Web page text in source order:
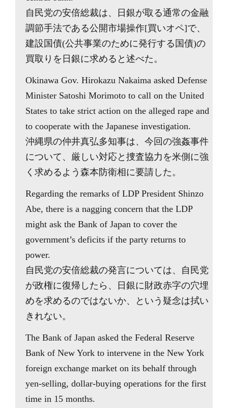
自民党の安倍総裁は、日銀が取る通常の金融
調節手法である公開市場操作[買いオペ]で、
建設国債(公共事業のために発行する国債)の
買取りを日銀に求めると述べた。
Okinawa Gov. Hirokazu Nakaima asked Defense
Minister Satoshi Morimoto to call on the United
States to take strict action on the alleged rape and
to cooperate with the Japanese investigation.
沖縄県の仲井真弘多知事は、今回の強姦事件
について、厳しい対応と捜査協力を米側に強
く求めるよう森本防衛相に要請した。
Regarding the remarks of LDP President Shinzo
Abe, there is a nagging concern that the LDP
might ask the Bank of Japan to cover the
government’s deficits if the party returns to
power.
自民党の安倍総裁の発言については、自民党
が政権に復帰したら、日銀に財政赤字の穴埋
めを求めるのではないか、という疑念は拭い
きれない。
The Bank of Japan asked the Federal Reserve
Bank of New York to intervene in the New York
foreign exchange market on its behalf through
yen-selling, dollar-buying operations for the first
time in 15 months.